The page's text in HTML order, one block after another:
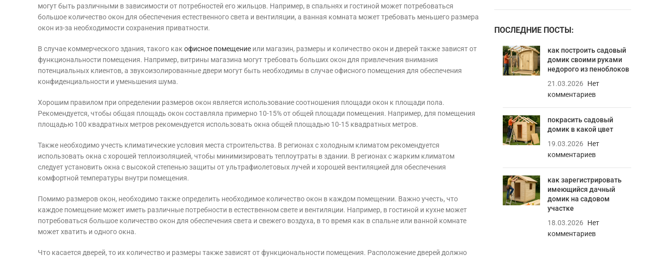
могут быть различными в зависимости от потребностей его жильцов. Например, в спальнях и гостиной может потребоваться
большое количество окон для обеспечения естественного света и вентиляции, а ванная комната может требовать меньшего размера
окон из-за необходимости сохранения приватности.
В случае коммерческого здания, такого как офисное помещение или магазин, размеры и количество окон и дверей также зависят от
функциональности помещения. Например, витрины магазина могут требовать больших окон для привлечения внимания
потенциальных клиентов, а звукоизолированные двери могут быть необходимы в случае офисного помещения для обеспечения
конфиденциальности и уменьшения шума.
Хорошим правилом при определении размеров окон является использование соотношения площади окон к площади пола.
Рекомендуется, чтобы общая площадь окон составляла примерно 10-15% от общей площади помещения. Например, для помещения
площадью 100 квадратных метров рекомендуется использовать окна общей площадью 10-15 квадратных метров.
Также необходимо учесть климатические условия места строительства. В регионах с холодным климатом рекомендуется
использовать окна с хорошей теплоизоляцией, чтобы минимизировать теплоутраты в здании. В регионах с жарким климатом
следует установить окна с высокой степенью защиты от ультрафиолетовых лучей и хорошей вентиляцией для обеспечения
комфортной температуры внутри помещения.
Помимо размеров окон, необходимо также определить необходимое количество окон в каждом помещении. Важно учесть, что
каждое помещение может иметь различные потребности в естественном свете и вентиляции. Например, в гостиной и кухне может
потребоваться большое количество окон для обеспечения света и свежего воздуха, в то время как в спальне или ванной комнате
может хватить и одного окна.
Что касается дверей, то их количество и размеры также зависят от функциональности помещения. Расположение дверей должно
ПОСЛЕДНИЕ ПОСТЫ:
как построить садовый
домик своими руками
недорого из пеноблоков
21.03.2026
Нет
комментариев
покрасить садовый
домик в какой цвет
19.03.2026
Нет
комментариев
как зарегистрировать
имеющийся дачный
домик на садовом
участке
18.03.2026
Нет
комментариев